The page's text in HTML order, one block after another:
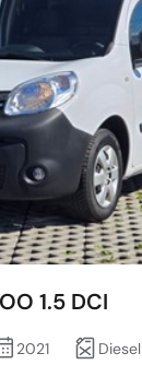
1.5 DCI
2021
Diesel